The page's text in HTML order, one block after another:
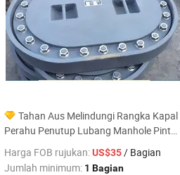
Tahan Aus Melindungi Rangka Kapal
Perahu Penutup Lubang Manhole Pintu
Laut Melindungi Rangka
Harga FOB rujukan:US$35/ Bagian
Jumlah minimum: 1 Bagian